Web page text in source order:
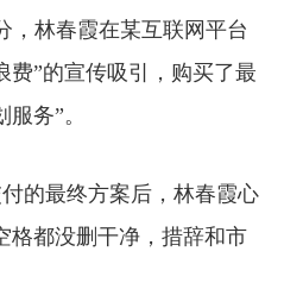
，林春霞在某互联网平台
费”的宣传吸引，购买了最
务”。
最终方案后，林春霞心
格都没删干净，措辞和市